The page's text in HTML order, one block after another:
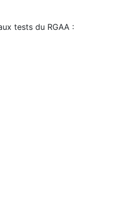
tests du RGAA :